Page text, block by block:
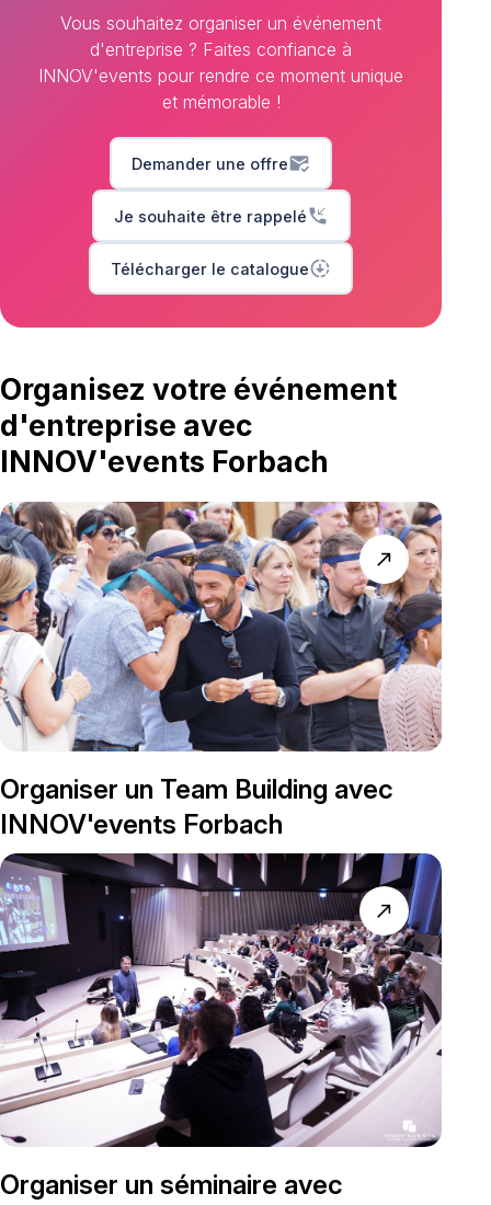
Vous souhaitez organiser un événement
d'entreprise ? Faites confiance à
INNOV'events pour rendre ce moment unique
et mémorable !
Demander une offremark_email_read
Je souhaite être rappeléphone_callback
Télécharger le cataloguedownloading
Organisez votre événement
d'entreprise avec
INNOV'events Forbach
Organiser un Team Building avec
INNOV'events Forbach
north_east
Organiser un séminaire avec
north_east